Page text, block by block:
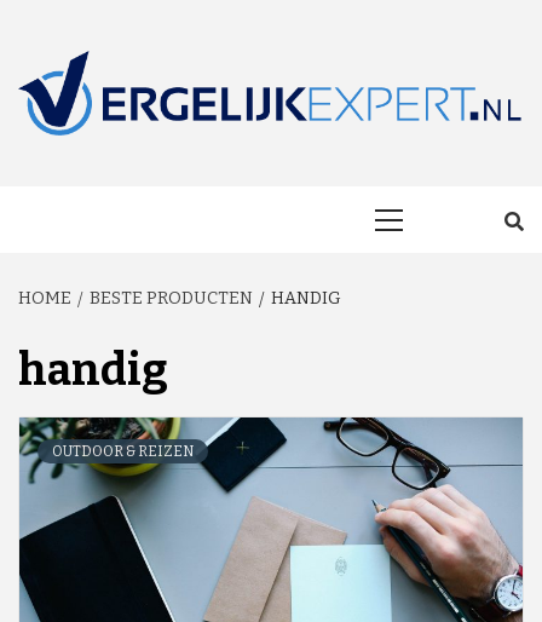
content
HOME BESTE PRODUCTEN HANDIG
handig
OUTDOOR & REIZEN